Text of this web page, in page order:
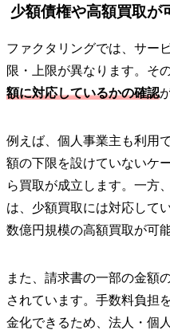
少額債権や高額買取が
ファクタリングでは、サー
限・上限が異なります。そ
額に対応しているかの確認
例えば、個人事業主も利用
額の下限を設けていないケ
ら買取が成立します。一方
は、少額買取には対応して
数億円規模の高額買取が可能
また、請求書の一部の金額
されています。手数料負担
金化できるため、法人・個